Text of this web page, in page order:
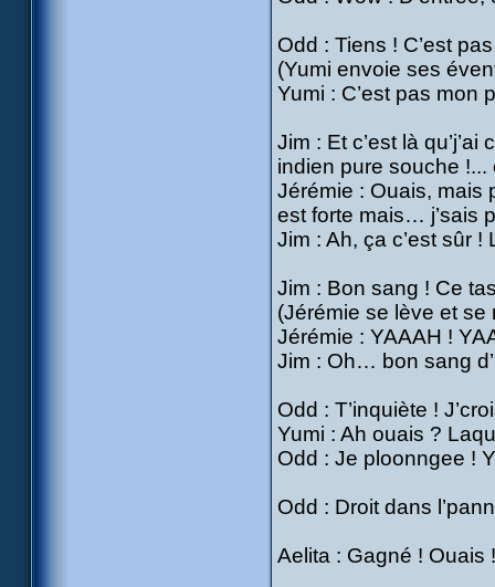
Odd : Tiens ! C’est
(Yumi envoie ses
Yumi : C’est pas mon
Jim : Et c’est là
indien pure souche
Jérémie : Ouais, mais
est forte mais… j’sais
Jim : Ah, ça c’est sûr
Jim : Bon sang ! Ce
(Jérémie se lève et se
Jérémie : YAAAH !
Jim : Oh… bon sang
Odd : T’inquiète !
Yumi : Ah ouais ?
Odd : Je ploonngee !
Odd : Droit dans
Aelita : Gagné ! Ouais